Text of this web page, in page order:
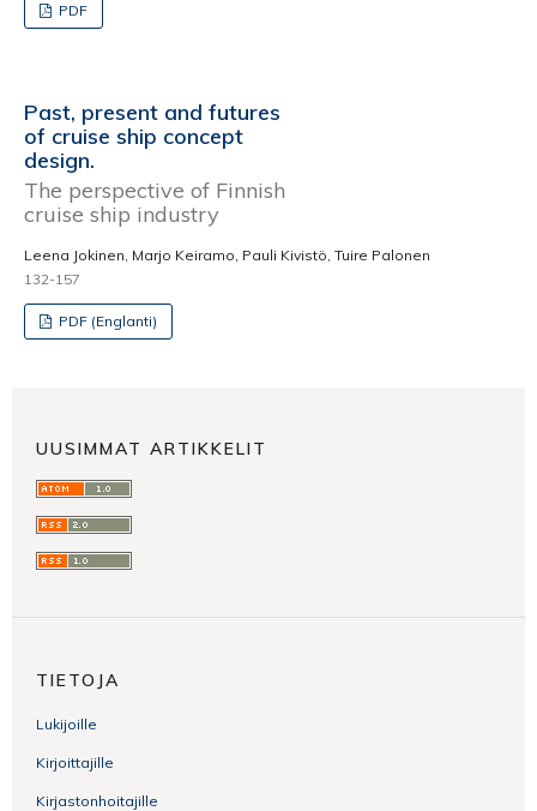
PDF
Past, present and futures
of cruise ship concept
design.
The perspective of Finnish
cruise ship industry
Leena Jokinen, Marjo Keiramo, Pauli Kivistö, Tuire Palonen
132-157
PDF (Englanti)
UUSIMMAT ARTIKKELIT
TIETOJA
Lukijoille
Kirjoittajille
Kirjastonhoitajille